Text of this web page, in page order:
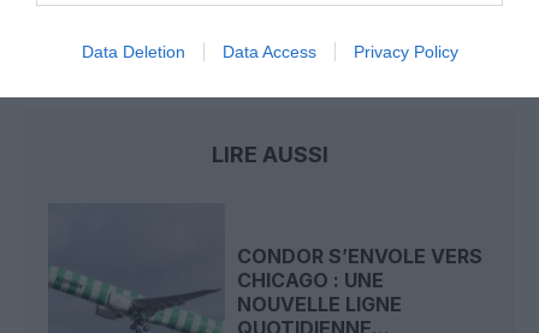
Data Deletion Data Access Privacy Policy
LIRE AUSSI
CONDOR S’ENVOLE VERS
CHICAGO : UNE
NOUVELLE LIGNE
QUOTIDIENNE...